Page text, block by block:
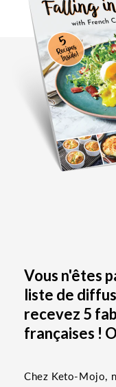
Vous n'êtes
liste de
recevez 5
françaises !
Chez Keto-Mojo,